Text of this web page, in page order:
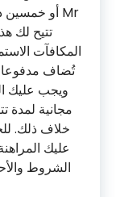
مجانية من Mr Wager أو خمسين دورة مجانية من Mr
المكافآت
تُضاف
ويجب عليك
مجانية لمدة
خلاف ذلك.
الشروط